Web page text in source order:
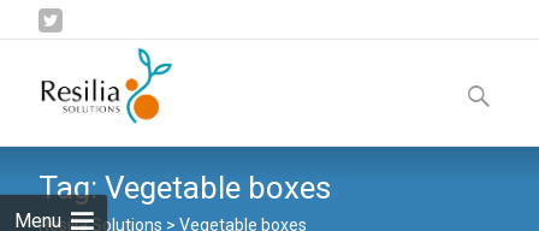
Menu
to
content
Search
for:
Tag:Vegetable boxes
Resilia Solutions > Vegetable boxes